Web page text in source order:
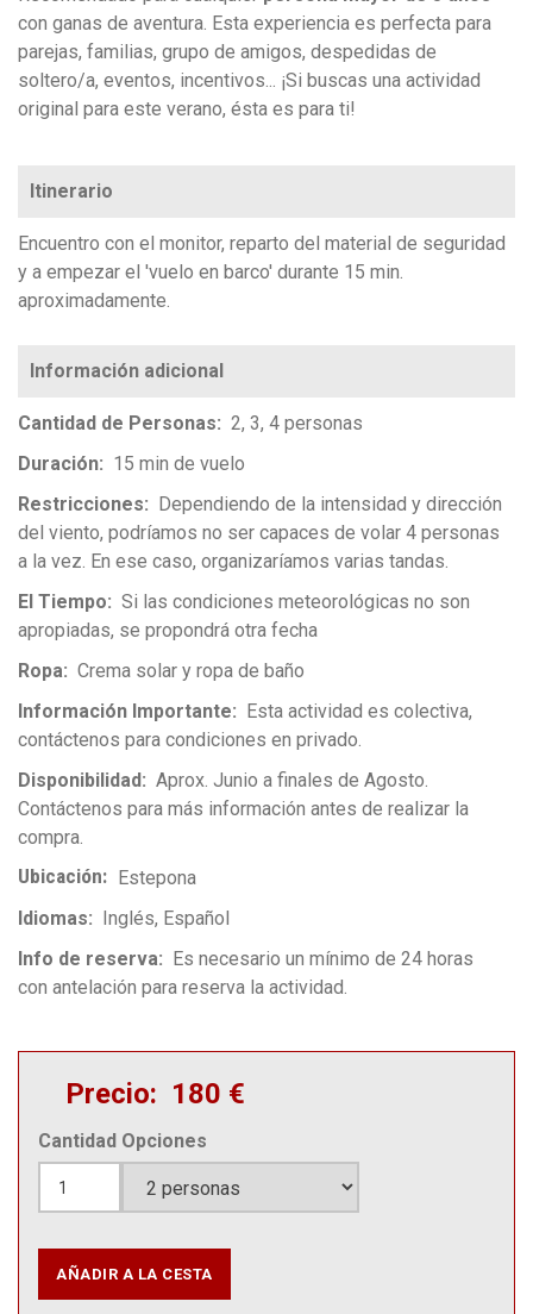
con ganas de aventura. Esta experiencia es perfecta para
parejas, familias, grupo de amigos, despedidas de
soltero/a, eventos, incentivos... ¡Si buscas una actividad
original para este verano, ésta es para ti!
Itinerario
Encuentro con el monitor, reparto del material de seguridad
y a empezar el 'vuelo en barco' durante 15 min.
aproximadamente.
Cantidad de Personas
2, 3, 4 personas
Duración
15 min de vuelo
Restricciones
Dependiendo de la intensidad y dirección
del viento, podríamos no ser capaces de volar 4 personas
a la vez. En ese caso, organizaríamos varias tandas.
El Tiempo
Si las condiciones meteorológicas no son
apropiadas, se propondrá otra fecha
Ropa
Crema solar y ropa de baño
Información Importante
Esta actividad es colectiva,
contáctenos para condiciones en privado.
Disponibilidad
Aprox. Junio a finales de Agosto.
Contáctenos para más información antes de realizar la
compra.
Ubicación
Estepona
Idiomas
Inglés Español
Info de reserva
Es necesario un mínimo de 24 horas
con antelación para reserva la actividad.
Precio 180 €
Cantidad Opciones